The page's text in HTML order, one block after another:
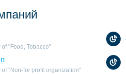
"Food, Tobacco"
"Non-for profit organization"